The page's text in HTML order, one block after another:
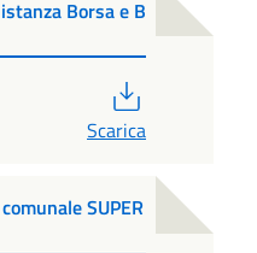
Borsa e B
Scarica
SUPER